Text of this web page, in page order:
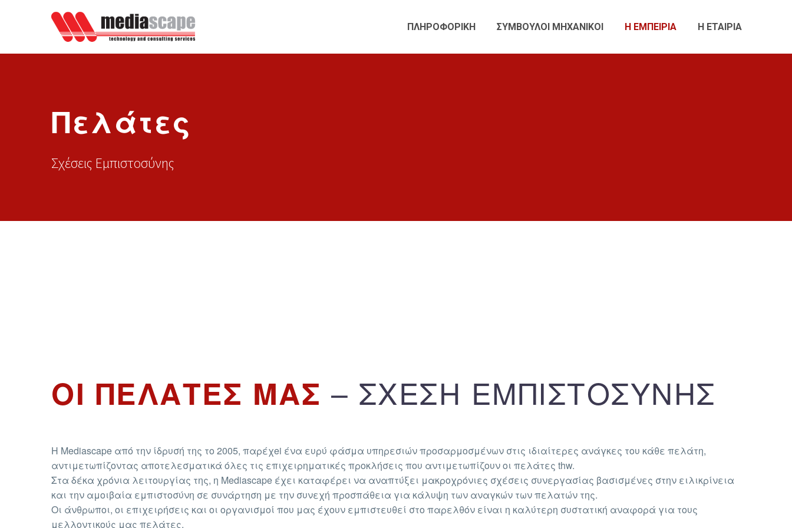
ΠΛΗΡΟΦΟΡΙΚΗ ΣΥΜΒΟΥΛΟΙ ΜΗΧΑΝΙΚΟΙ Η ΕΜΠΕΙΡΙΑ Η ΕΤΑΙΡΙΑ
Πελάτες
Σχέσεις Εμπιστοσύνης
ΟΙ ΠΕΛΑΤΕΣ ΜΑΣ – ΣΧΕΣΗ ΕΜΠΙΣΤΟΣΥΝΗΣ
Η Mediascape από την ίδρυσή της το 2005, παρέχei ένα ευρύ φάσμα υπηρεσιών προσαρμοσμένων στις ιδιαίτερες ανάγκες του κάθε πελάτη,
αντιμετωπίζοντας αποτελεσματικά όλες τις επιχειρηματικές προκλήσεις που αντιμετωπίζουν οι πελάτες thw.
Στα δέκα χρόνια λειτουργίας της, η Mediascape έχει καταφέρει να αναπτύξει μακροχρόνιες σχέσεις συνεργασίας βασισμένες στην ειλικρίνεια
και την αμοιβαία εμπιστοσύνη σε συνάρτηση με την συνεχή προσπάθεια για κάλυψη των αναγκών των πελατών της.
Οι άνθρωποι, οι επιχειρήσεις και οι οργανισμοί που μας έχουν εμπιστευθεί στο παρελθόν είναι η καλύτερη συστατική αναφορά για τους
μελλοντικούς μας πελάτες.